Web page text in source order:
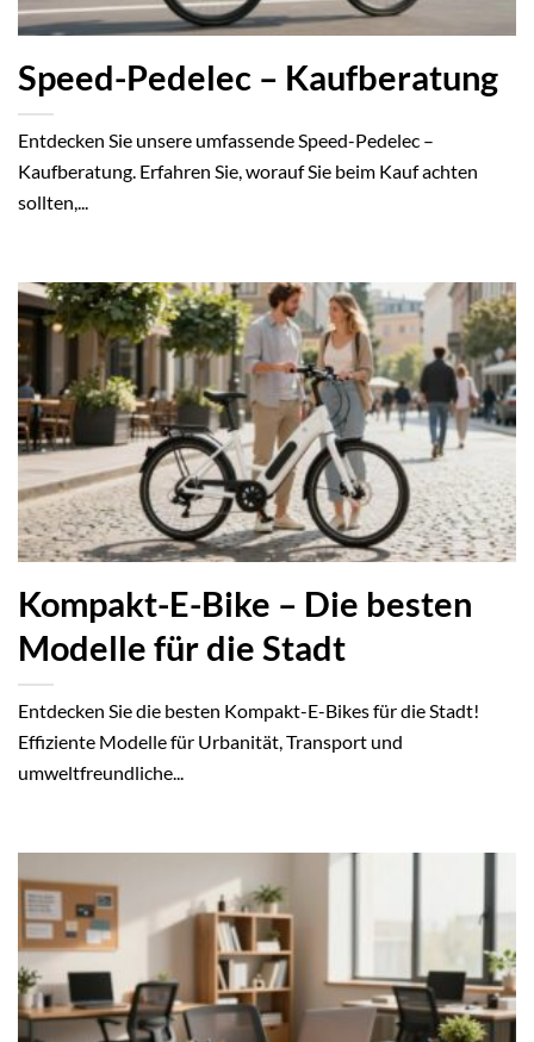
Speed-Pedelec – Kaufberatung
Entdecken Sie unsere umfassende Speed-Pedelec –
Kaufberatung. Erfahren Sie, worauf Sie beim Kauf achten
sollten,...
Kompakt-E-Bike – Die besten
Modelle für die Stadt
Entdecken Sie die besten Kompakt-E-Bikes für die Stadt!
Effiziente Modelle für Urbanität, Transport und
umweltfreundliche...